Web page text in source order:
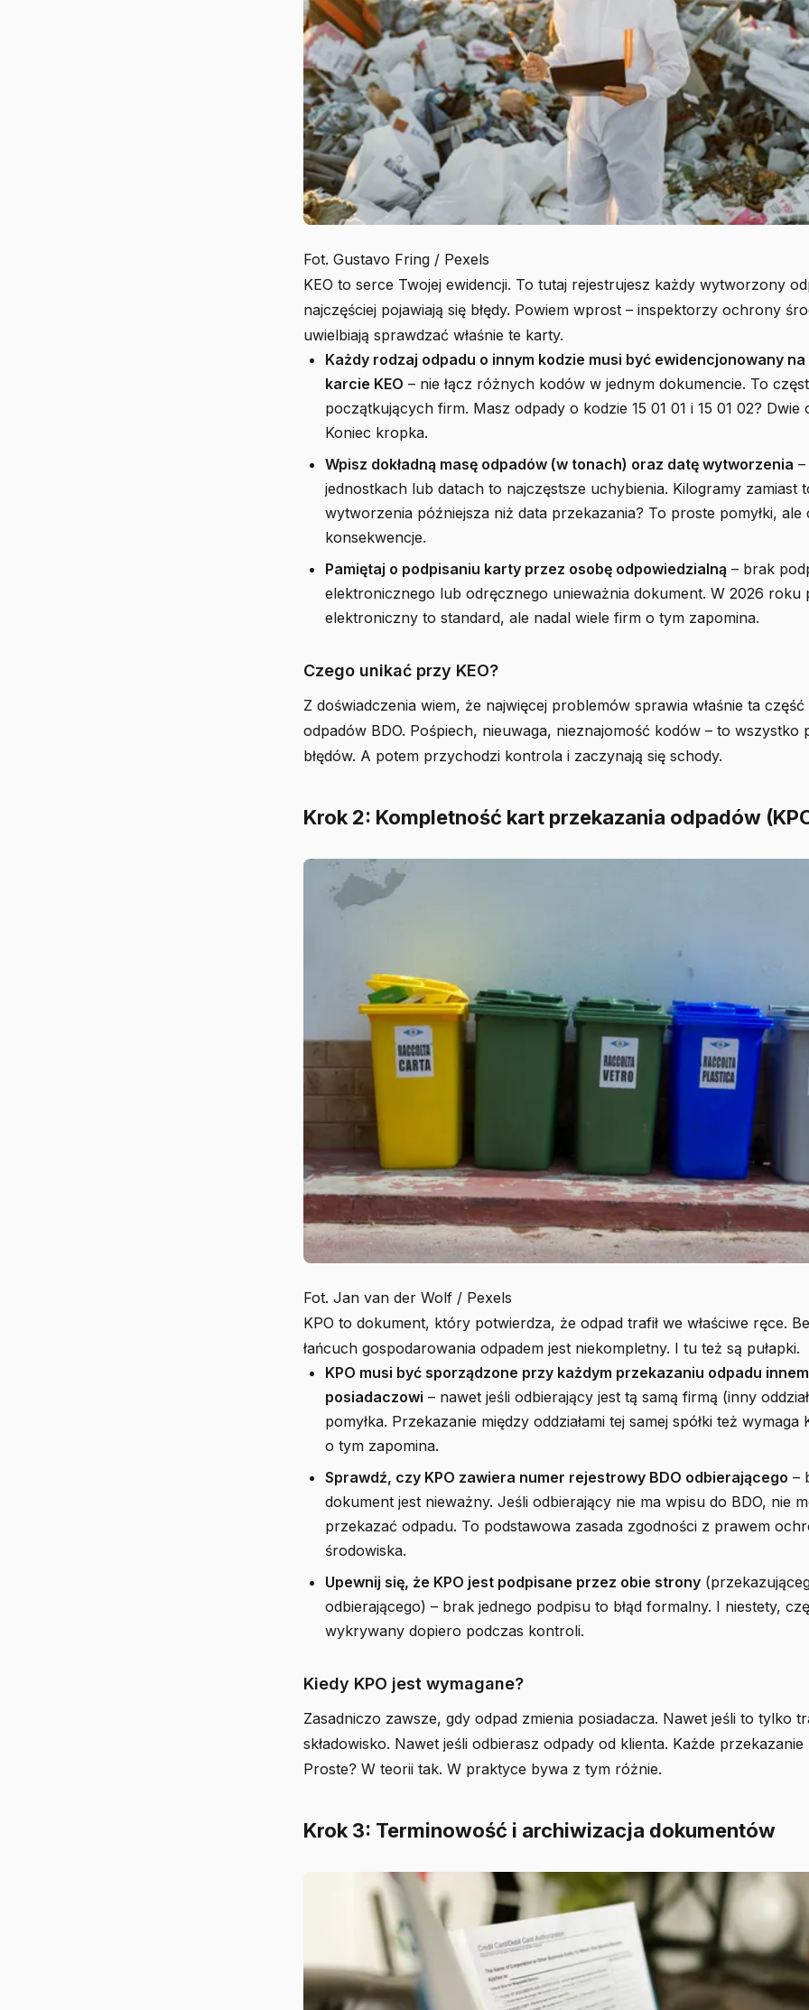
Fot. Gustavo Fring / Pexels
KEO to serce Twojej ewidencji. To tutaj rejestrujesz każdy wytworzony
najczęściej pojawiają się błędy. Powiem wprost – inspektorzy ochrony
uwielbiają sprawdzać właśnie te karty.
Każdy rodzaj odpadu o innym kodzie musi być ewidencjonowany
karcie KEO – nie łącz różnych kodów w jednym dokumencie. To
początkujących firm. Masz odpady o kodzie 15 01 01 i 15 01 02? Dwie
Koniec kropka.
Wpisz dokładną masę odpadów (w tonach) oraz datę wytworzenia
jednostkach lub datach to najczęstsze uchybienia. Kilogramy zamiast
wytworzenia późniejsza niż data przekazania? To proste pomyłki, ale
konsekwencje.
Pamiętaj o podpisaniu karty przez osobę odpowiedzialną – brak
elektronicznego lub odręcznego unieważnia dokument. W 2026 roku
elektroniczny to standard, ale nadal wiele firm o tym zapomina.
Czego unikać przy KEO?
Z doświadczenia wiem, że najwięcej problemów sprawia właśnie ta część
odpadów BDO. Pośpiech, nieuwaga, nieznajomość kodów – to wszystko
błędów. A potem przychodzi kontrola i zaczynają się schody.
Krok 2: Kompletność kart przekazania odpadów
Fot. Jan van der Wolf / Pexels
KPO to dokument, który potwierdza, że odpad trafił we właściwe ręce.
łańcuch gospodarowania odpadem jest niekompletny. I tu też są pułapki.
KPO musi być sporządzone przy każdym przekazaniu odpadu
posiadaczowi – nawet jeśli odbierający jest tą samą firmą (inny
pomyłka. Przekazanie między oddziałami tej samej spółki też wymaga
o tym zapomina.
Sprawdź, czy KPO zawiera numer rejestrowy BDO odbierającego –
dokument jest nieważny. Jeśli odbierający nie ma wpisu do BDO, nie
przekazać odpadu. To podstawowa zasada zgodności z prawem
środowiska.
Upewnij się, że KPO jest podpisane przez obie strony
odbierającego) – brak jednego podpisu to błąd formalny. I niestety,
wykrywany dopiero podczas kontroli.
Kiedy KPO jest wymagane?
Zasadniczo zawsze, gdy odpad zmienia posiadacza. Nawet jeśli to tylko
składowisko. Nawet jeśli odbierasz odpady od klienta. Każde
Proste? W teorii tak. W praktyce bywa z tym różnie.
Krok 3: Terminowość i archiwizacja dokumentów